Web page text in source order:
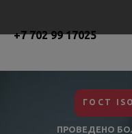
+7 702 99 17025
ПРОВЕДЕНО
ГОСТ